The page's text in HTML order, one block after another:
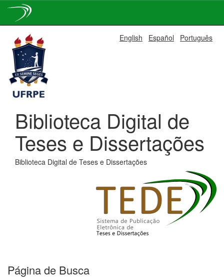
navigation
English Español Português
Biblioteca Digital de
Teses e Dissertações
Biblioteca Digital de Teses e Dissertações
Página de Busca